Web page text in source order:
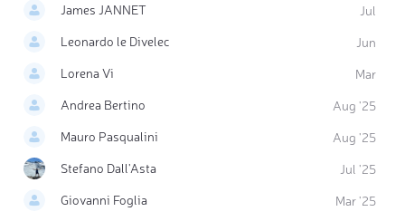
James JANNET
Jul
Leonardo le Divelec
Jun
Lorena Vi
Mar
Andrea Bertino
Aug '25
Mauro Pasqualini
Aug '25
Stefano Dall'Asta
Jul '25
Giovanni Foglia
Mar '25